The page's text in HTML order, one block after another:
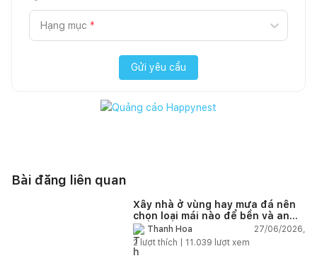
Hạng mục *
Gửi yêu cầu
Bài đăng liên quan
Xây nhà ở vùng hay mưa đá nên
chọn loại mái nào để bền và an
toàn?Thanh Hoa
27/06/2026,
2 lượt thích | 11.039 lượt xem